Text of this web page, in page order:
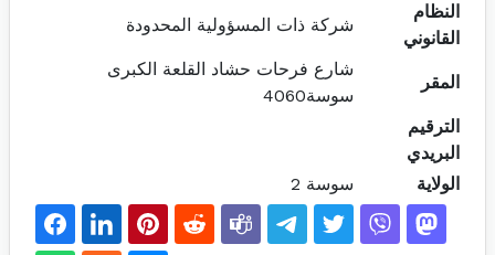
النظام
القانوني
شركة ذات المسؤولية المحدودة
المقر
شارع فرحات حشاد القلعة الكبرى
سوسة4060
الترقيم
البريدي
الولاية
سوسة 2